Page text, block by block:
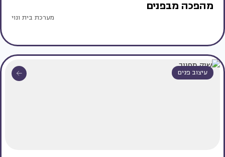
מהפכה מבפנים
מערכת בית ונוי
עיצוב פנים